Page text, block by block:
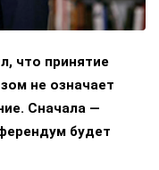
что принятие
не означает
Сначала —
будет